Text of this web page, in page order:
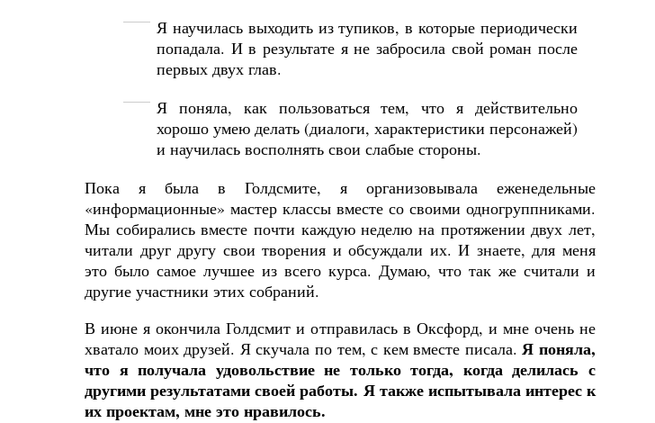
Я научилась выходить из тупиков, в которые периодически
попадала. И в результате я не забросила свой роман после
первых двух глав.
Я поняла, как пользоваться тем, что я действительно
хорошо умею делать (диалоги, характеристики персонажей)
и научилась восполнять свои слабые стороны.
Пока я была в Голдсмите, я организовывала еженедельные
«информационные» мастер классы вместе со своими одногруппниками.
Мы собирались вместе почти каждую неделю на протяжении двух лет,
читали друг другу свои творения и обсуждали их. И знаете, для меня
это было самое лучшее из всего курса. Думаю, что так же считали и
другие участники этих собраний.
В июне я окончила Голдсмит и отправилась в Оксфорд, и мне очень не
хватало моих друзей. Я скучала по тем, с кем вместе писала.Я поняла,
что я получала удовольствие не только тогда, когда делилась с
другими результатами своей работы. Я также испытывала интерес к
их проектам, мне это нравилось.